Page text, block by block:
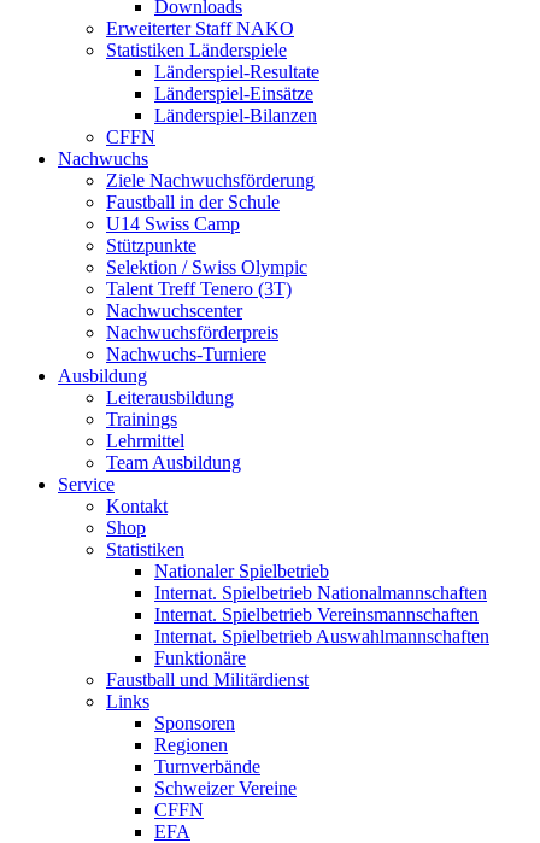
Downloads
Erweiterter Staff NAKO
Statistiken Länderspiele
Länderspiel-Resultate
Länderspiel-Einsätze
Länderspiel-Bilanzen
CFFN
Nachwuchs
Ziele Nachwuchsförderung
Faustball in der Schule
U14 Swiss Camp
Stützpunkte
Selektion / Swiss Olympic
Talent Treff Tenero (3T)
Nachwuchscenter
Nachwuchsförderpreis
Nachwuchs-Turniere
Ausbildung
Leiterausbildung
Trainings
Lehrmittel
Team Ausbildung
Service
Kontakt
Shop
Statistiken
Nationaler Spielbetrieb
Internat. Spielbetrieb Nationalmannschaften
Internat. Spielbetrieb Vereinsmannschaften
Internat. Spielbetrieb Auswahlmannschaften
Funktionäre
Faustball und Militärdienst
Links
Sponsoren
Regionen
Turnverbände
Schweizer Vereine
CFFN
EFA